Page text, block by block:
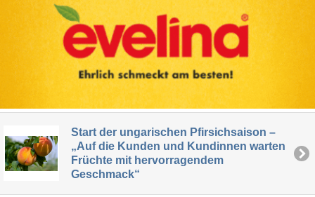
Start der ungarischen Pfirsichsaison –
„Auf die Kunden und Kundinnen warten
Früchte mit hervorragendem
Geschmack“